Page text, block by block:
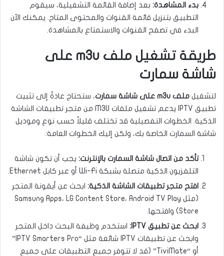
بدء المشاهدة: بعد إضافة القائمة التشغيلية، سيقوم
التطبيق بتنزيل قائمة القنوات والمحتوى المتاح. يمكنك الآن
البدء في تصفح القنوات والاستمتاع بالمشاهدة.
طريقة تشغيل ملف m3u على
شاشة سمارت
لتشغيل ملف m3u على شاشة سمارت
، ستحتاج عادةً إلى تثبيت
تطبيق IPTV يدعم تشغيل ملفات M3U من متجر تطبيقات الشاشة
الذكية. الخطوات التفصيلية قد تختلف قليلاً حسب نوع وموديل
شاشة السمارت الخاصة بك، ولكن إليك الخطوات العامة:
تأكد من اتصال شاشة السمارت بالإنترنت: يجب أن تكون شاشة
التلفزيون الذكية متصلة بشبكة Wi-Fi أو عبر كابل Ethernet.
افتح متجر تطبيقات الشاشة الذكية: ابحث عن أيقونة المتجر
(مثل Samsung Apps، LG Content Store، Android TV Play
Store) وافتحها.
ابحث عن تطبيق IPTV:
استخدم وظيفة البحث داخل المتجر
وابحث عن تطبيقات IPTV شائعة مثل “IPTV Smarters Pro”
أو “TiviMate” (قد لا تتوفر جميع التطبيقات على جميع